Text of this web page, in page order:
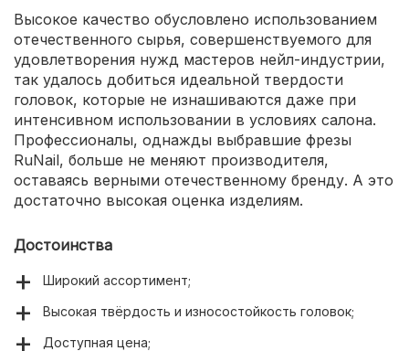
Высокое качество обусловлено использованием
отечественного сырья, совершенствуемого для
удовлетворения нужд мастеров нейл-индустрии,
так удалось добиться идеальной твердости
головок, которые не изнашиваются даже при
интенсивном использовании в условиях салона.
Профессионалы, однажды выбравшие фрезы
RuNail, больше не меняют производителя,
оставаясь верными отечественному бренду. А это
достаточно высокая оценка изделиям.
Достоинства
Широкий ассортимент;
Высокая твёрдость и износостойкость головок;
Доступная цена;